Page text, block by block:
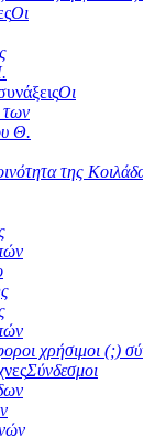
Οι
Οι
των
Θ.
της
χρήσιμοι (;)
Σύνδεσμοι